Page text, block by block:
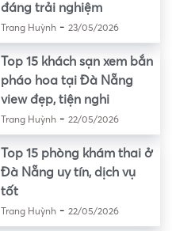
đáng trải nghiệm
Trang Huỳnh- 23/05/2026
Top 15 khách sạn xem bắn
pháo hoa tại Đà Nẵng
view đẹp, tiện nghi
Trang Huỳnh- 22/05/2026
Top 15 phòng khám thai ở
Đà Nẵng uy tín, dịch vụ
tốt
Trang Huỳnh- 22/05/2026